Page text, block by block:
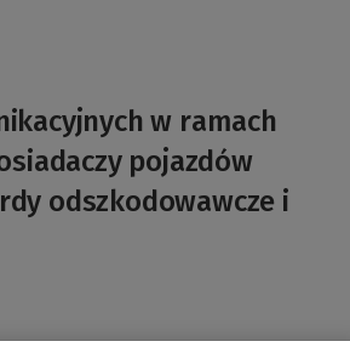
w ramach
pojazdów
odszkodowawcze i